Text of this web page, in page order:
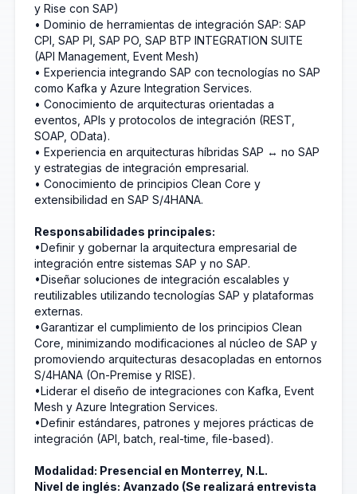
y Rise con SAP)
• Dominio de herramientas de integración SAP: SAP
CPI, SAP PI, SAP PO, SAP BTP INTEGRATION SUITE
(API Management, Event Mesh)
• Experiencia integrando SAP con tecnologías no SAP
como Kafka y Azure Integration Services.
• Conocimiento de arquitecturas orientadas a
eventos, APIs y protocolos de integración (REST,
SOAP, OData).
• Experiencia en arquitecturas híbridas SAP ↔ no SAP
y estrategias de integración empresarial.
• Conocimiento de principios Clean Core y
extensibilidad en SAP S/4HANA.
Responsabilidades principales:
•Definir y gobernar la arquitectura empresarial de
integración entre sistemas SAP y no SAP.
•Diseñar soluciones de integración escalables y
reutilizables utilizando tecnologías SAP y plataformas
externas.
•Garantizar el cumplimiento de los principios Clean
Core, minimizando modificaciones al núcleo de SAP y
promoviendo arquitecturas desacopladas en entornos
S/4HANA (On-Premise y RISE).
•Liderar el diseño de integraciones con Kafka, Event
Mesh y Azure Integration Services.
•Definir estándares, patrones y mejores prácticas de
integración (API, batch, real-time, file-based).
Modalidad: Presencial en Monterrey, N.L.
Nivel de inglés: Avanzado (Se realizará entrevista